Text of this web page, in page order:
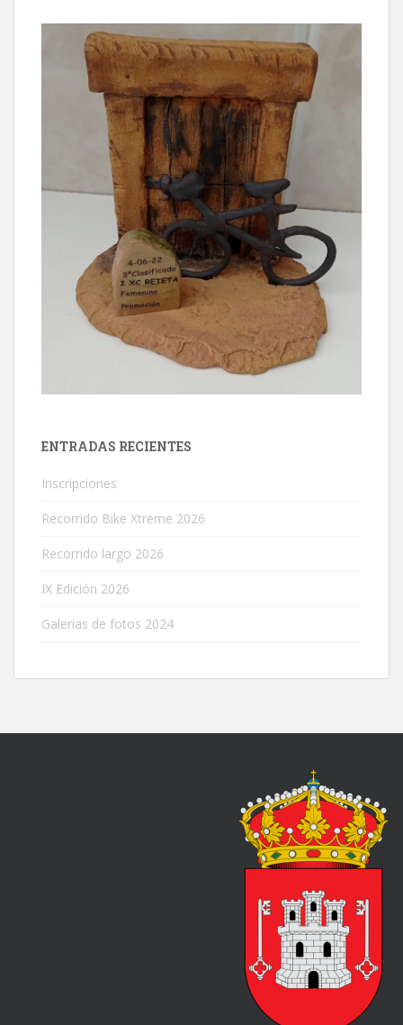
ENTRADAS RECIENTES
Inscripciones
Recorrido Bike Xtreme 2026
Recorrido largo 2026
IX Edición 2026
Galerias de fotos 2024